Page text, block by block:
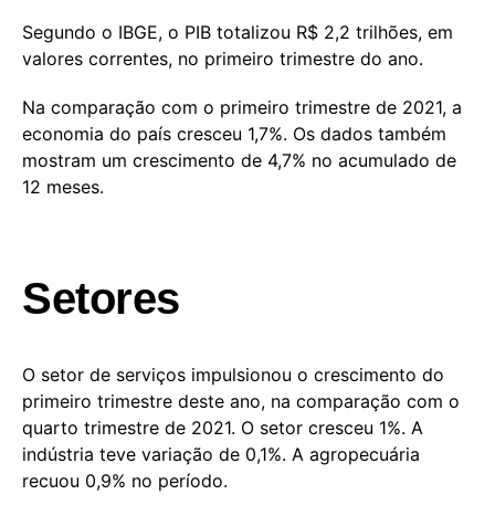
Segundo o IBGE, o PIB totalizou R$ 2,2 trilhões, em
valores correntes, no primeiro trimestre do ano.
Na comparação com o primeiro trimestre de 2021, a
economia do país cresceu 1,7%. Os dados também
mostram um crescimento de 4,7% no acumulado de
12 meses.
Setores
O setor de serviços impulsionou o crescimento do
primeiro trimestre deste ano, na comparação com o
quarto trimestre de 2021. O setor cresceu 1%. A
indústria teve variação de 0,1%. A agropecuária
recuou 0,9% no período.